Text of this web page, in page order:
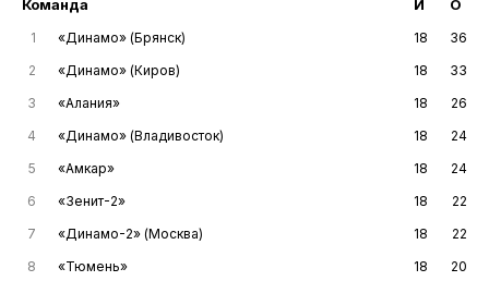
Команда И О
1 «Динамо» (Брянск) 18
36
2
«Динамо» (Киров) 18
33
3
«Алания» 18
26
4
«Динамо» (Владивосток) 18
24
5
«Амкар» 18
24
6
«Зенит-2» 18
22
7
«Динамо-2» (Москва) 18
22
8
«Тюмень» 18
20